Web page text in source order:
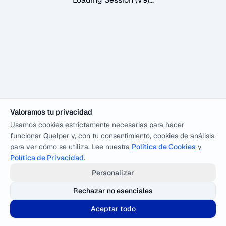
Valoramos tu privacidad
Usamos cookies estrictamente necesarias para hacer
funcionar Quelper y, con tu consentimiento, cookies de análisis
para ver cómo se utiliza. Lee nuestra Política de Cookies y
Política de Privacidad.
Personalizar
Rechazar no esenciales
Aceptar todo